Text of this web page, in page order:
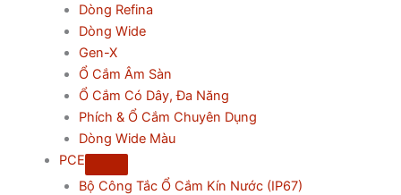
Dòng Refina
Dòng Wide
Gen-X
Ổ Cắm Âm Sàn
Ổ Cắm Có Dây, Đa Năng
Phích & Ổ Cắm Chuyên Dụng
Dòng Wide Màu
PCE
Bộ Công Tắc Ổ Cắm Kín Nước (IP67)